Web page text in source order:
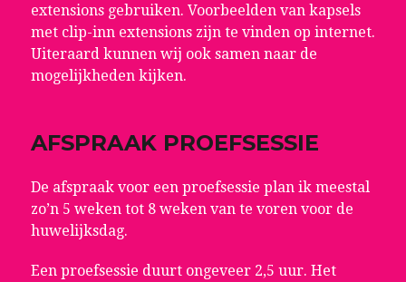
extensions gebruiken. Voorbeelden van kapsels
met clip-inn extensions zijn te vinden op internet.
Uiteraard kunnen wij ook samen naar de
mogelijkheden kijken.
AFSPRAAK PROEFSESSIE
De afspraak voor een proefsessie plan ik meestal
zo’n 5 weken tot 8 weken van te voren voor de
huwelijksdag.
Een proefsessie duurt ongeveer 2,5 uur. Het